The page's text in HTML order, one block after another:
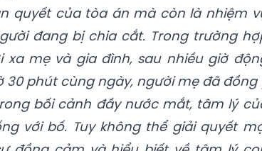
quyết của tòa án mà còn là nhiệm
đang bị chia cắt. Trong trường
mẹ và gia đình, sau nhiềugiờ
30 phút cùng ngày, ngườimẹ đã đồng
bối cảnh đầy nước mắt, tâm lý
với bố. Tuy không thể giải quyết